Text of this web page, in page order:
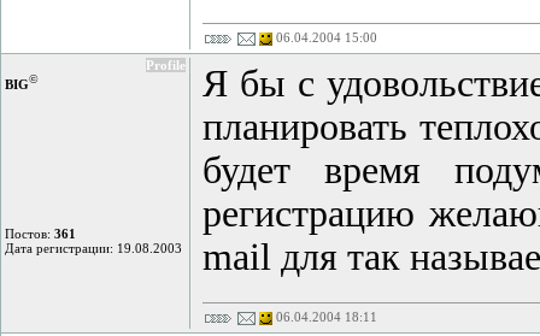
06.04.2004 15:00
Profile
BIG©
Постов: 361
Дата регистрации: 19.08.2003
Я бы с
планировать
будет время
регистрацию
mail для так
06.04.2004 18:11